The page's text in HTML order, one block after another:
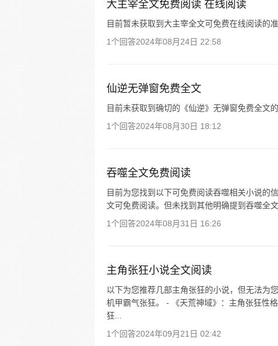
大主宰全文免费阅读 在线阅读
目前暂未获取到大主宰全文可免费在线阅读的准
1个回答2024年08月24日 22:58
仙逆无弹窗免费全文
目前未获取到确切的《仙逆》无弹窗免费全文
1个回答2024年08月30日 18:12
吞噬全文免费阅读
目前为您找到以下可免费阅读吞噬相关小说的
文可免费阅读。但未找到其他明确提到吞噬全
1个回答2024年08月31日 16:26
主角张狂小说全文阅读
以下为您推荐几部主角张狂的小说，但无法为
机甲霸气张狂。 - 《天荒神域》：主角张狂性
狂...
1个回答2024年09月21日 02:42